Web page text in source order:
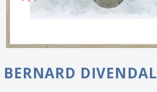
BERNARD DIVENDAL